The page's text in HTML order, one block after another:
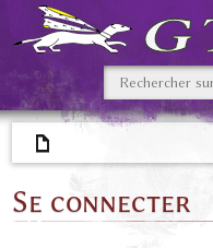
Se connecter